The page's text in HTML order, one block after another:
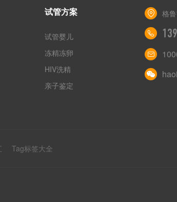
试管方案
试管婴儿
冻精冻卵
HIV洗精
亲子鉴定
格
Tag标签大全